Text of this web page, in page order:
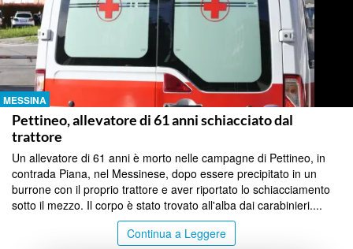
MESSINA
Pettineo, allevatore di 61 anni schiacciato dal
trattore
Un allevatore di 61 anni è morto nelle campagne di Pettineo, in
contrada Piana, nel Messinese, dopo essere precipitato in un
burrone con il proprio trattore e aver riportato lo schiacciamento
sotto il mezzo. Il corpo è stato trovato all'alba dai carabinieri....
Continua a Leggere